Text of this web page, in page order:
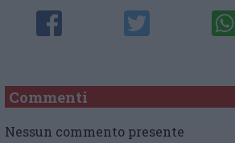
Commenti
Nessun commento presente